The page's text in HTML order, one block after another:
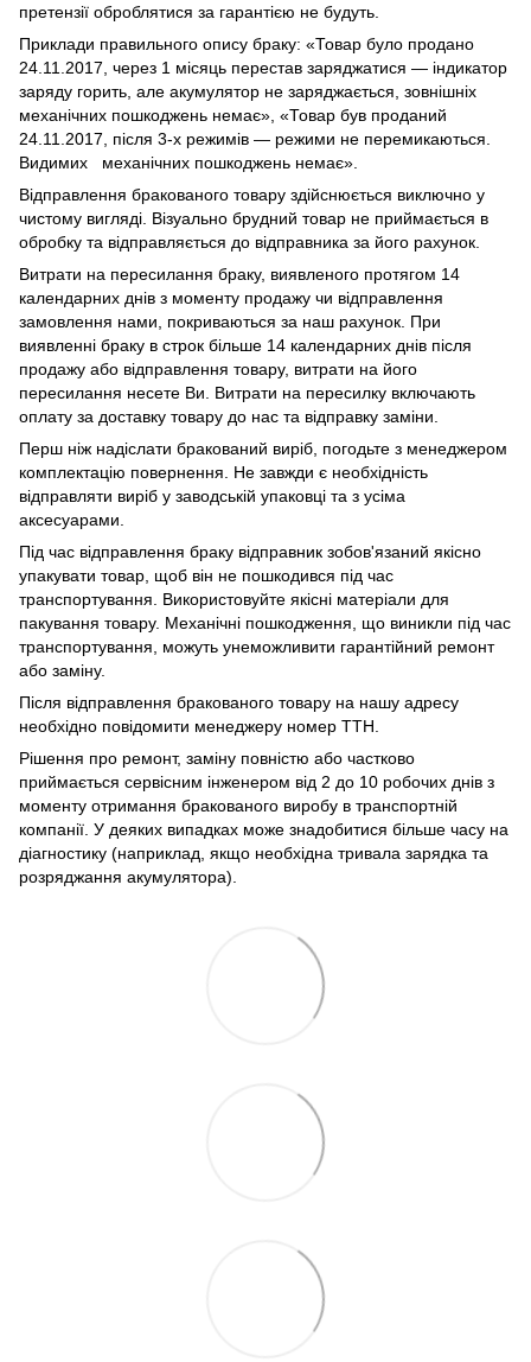
претензії оброблятися за гарантією не будуть.
Приклади правильного опису браку: «Товар було продано
24.11.2017, через 1 місяць перестав заряджатися — індикатор
заряду горить, але акумулятор не заряджається, зовнішніх
механічних пошкоджень немає», «Товар був проданий
24.11.2017, після 3-х режимів — режими не перемикаються.
Видимих механічних пошкоджень немає».
Відправлення бракованого товару здійснюється виключно у
чистому вигляді. Візуально брудний товар не приймається в
обробку та відправляється до відправника за його рахунок.
Витрати на пересилання браку, виявленого протягом 14
календарних днів з моменту продажу чи відправлення
замовлення нами, покриваються за наш рахунок. При
виявленні браку в строк більше 14 календарних днів після
продажу або відправлення товару, витрати на його
пересилання несете Ви. Витрати на пересилку включають
оплату за доставку товару до нас та відправку заміни.
Перш ніж надіслати бракований виріб, погодьте з менеджером
комплектацію повернення. Не завжди є необхідність
відправляти виріб у заводській упаковці та з усіма
аксесуарами.
Під час відправлення браку відправник зобов'язаний якісно
упакувати товар, щоб він не пошкодився під час
транспортування. Використовуйте якісні матеріали для
пакування товару. Механічні пошкодження, що виникли під час
транспортування, можуть унеможливити гарантійний ремонт
або заміну.
Після відправлення бракованого товару на нашу адресу
необхідно повідомити менеджеру номер ТТН.
Рішення про ремонт, заміну повністю або частково
приймається сервісним інженером від 2 до 10 робочих днів з
моменту отримання бракованого виробу в транспортній
компанії. У деяких випадках може знадобитися більше часу на
діагностику (наприклад, якщо необхідна тривала зарядка та
розряджання акумулятора).